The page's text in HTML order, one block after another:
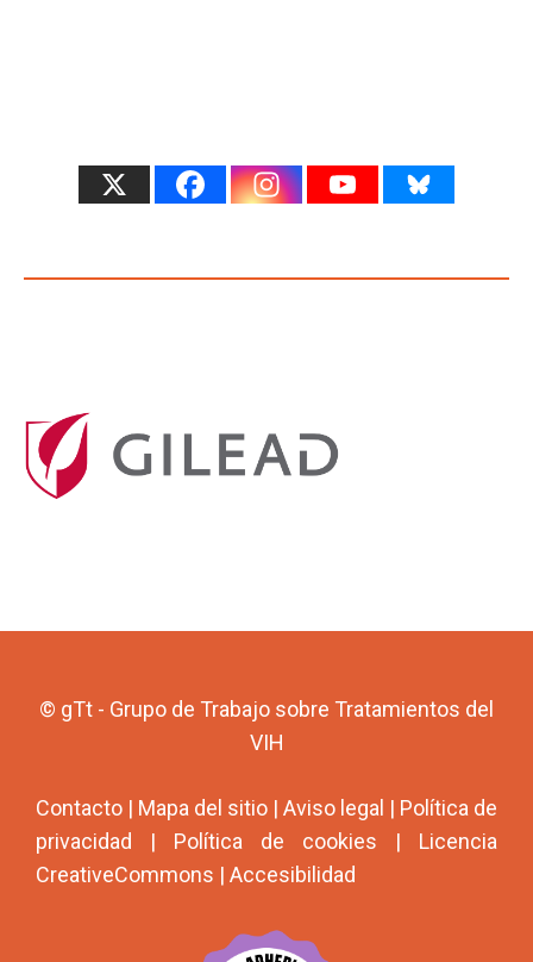
© gTt - Grupo de Trabajo sobre Tratamientos del
VIH
Contacto | Mapa del sitio | Aviso legal | Política de
privacidad | Política de cookies | Licencia
CreativeCommons | Accesibilidad